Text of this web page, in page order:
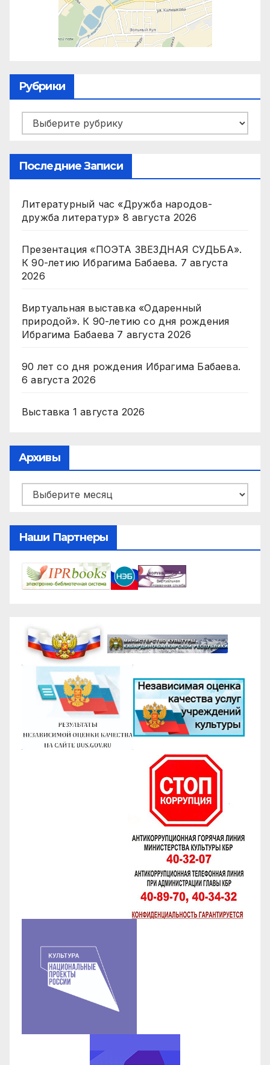
Рубрики
Рубрики
Последние Записи
Литературный час «Дружба народов-
дружба литератур» 8 августа 2026
Презентация «ПОЭТА ЗВЕЗДНАЯ СУДЬБА».
К 90-летию Ибрагима Бабаева. 7 августа
2026
Виртуальная выставка «Одаренный
природой». К 90-летию со дня рождения
Ибрагима Бабаева 7 августа 2026
90 лет со дня рождения Ибрагима Бабаева.
6 августа 2026
Выставка 1 августа 2026
Архивы
Архивы
Наши Партнеры